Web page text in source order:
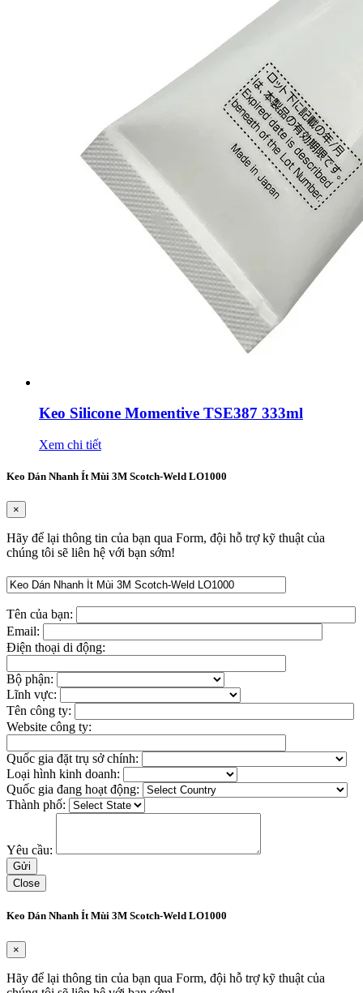
Keo Silicone Momentive TSE387 333ml
Xem chi tiết
Keo Dán Nhanh Ít Mùi 3M Scotch-Weld LO1000
×
Hãy để lại thông tin của bạn qua Form, đội hỗ trợ kỹ thuật của
chúng tôi sẽ liên hệ với bạn sớm!
Tên của bạn:
Email:
Điện thoại di động:
Bộ phận:
Lĩnh vực:
Tên công ty:
Website công ty:
Quốc gia đặt trụ sở chính:
Loại hình kinh doanh:
Quốc gia đang hoạt động:
Thành phố:
Yêu cầu:
Close
Keo Dán Nhanh Ít Mùi 3M Scotch-Weld LO1000
×
Hãy để lại thông tin của bạn qua Form, đội hỗ trợ kỹ thuật của